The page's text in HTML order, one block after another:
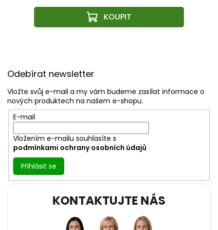
Odebírat newsletter
Vložte svůj e-mail a my vám budeme zasílat informace o
nových produktech na našem e-shopu.
E-mail
Vložením e-mailu souhlasíte s
podmínkami ochrany osobních údajů
Přihlásit se
KONTAKTUJTE NÁS